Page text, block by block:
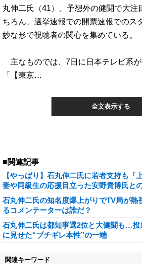
丸伸二氏（41）。予想外の健闘で大注
ちろん、選挙速報での開票速報でのス
妙な形で視聴者の関心を集めている。
主なものでは、7日に日本テレビ系
「【東京…
全文表示する
■関連記事
【やっぱり】石丸伸二氏に若者支持も
妻や同級生の応援目立った安野貴博氏と
石丸伸二氏の知名度爆上がりでTV局が
るコメンテーターは誰だ？
石丸伸二氏は都知事選2位と大健闘も…投
に見せた“ブチギレ本性”の一端
関連キーワード